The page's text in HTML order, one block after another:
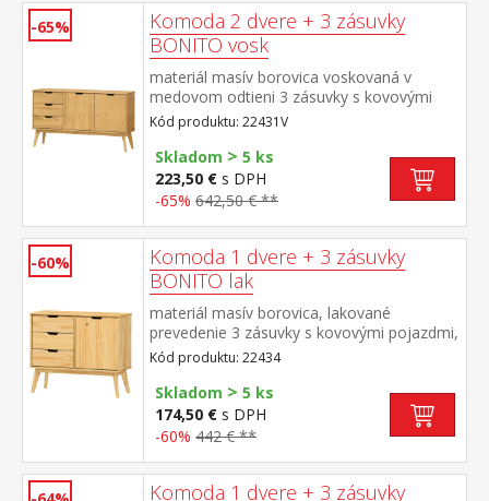
-65%
Komoda 2 dvere + 3 zásuvky
BONITO vosk
materiál masív borovica voskovaná v
medovom odtieni 3 zásuvky s kovovými
pojazdmi, 2 dvierka, 1 polica
Kód produktu: 22431V
Skladom > 5 ks
223,50 € s DPH
-65% 642,50 € **
-60%
Komoda 1 dvere + 3 zásuvky
BONITO lak
materiál masív borovica, lakované
prevedenie 3 zásuvky s kovovými pojazdmi,
1 dvierka, 1 polica
Kód produktu: 22434
Skladom > 5 ks
174,50 € s DPH
-60% 442 € **
Komoda 1 dvere + 3 zásuvky